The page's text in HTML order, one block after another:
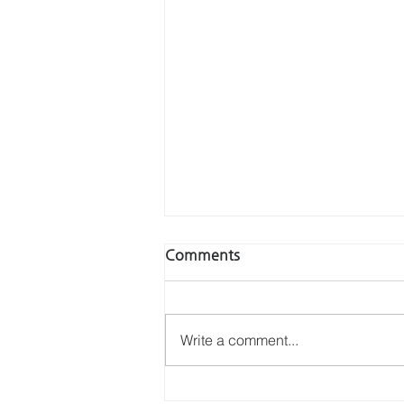
2026년 1월 선교기도제목
새생명비전교회선교 중보 기도 제목
1일 (목) – 오세원, 안승교 선교사
(대만) ✦새로온 성도들이 주님안에
Comments
Write a comment...